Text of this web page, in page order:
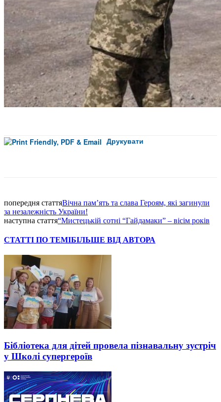
Друкувати
попередня статтяВічна пам’ять та слава Героям, які загинули
за незалежність України!
наступна стаття“Мистецькій сотні “Гайдамаки” – вісім років
СТАТТІ ПО ТЕМІБІЛЬШЕ ВІД АВТОРА
Бібліотека для дітей провела пізнавальну зустріч
у Школі супергероїв